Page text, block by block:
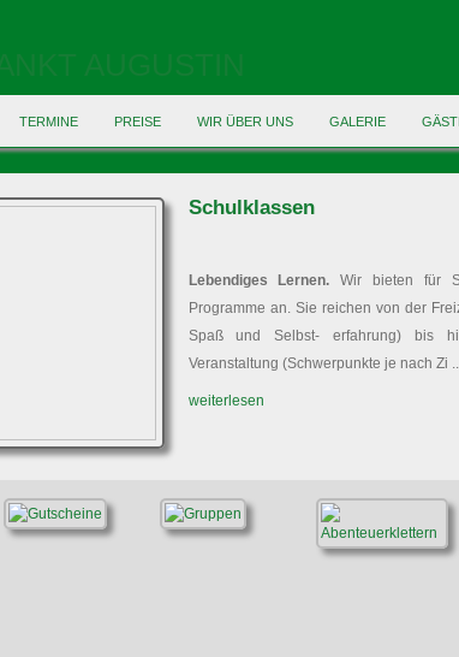
TERMINE PREISE WIR ÜBER UNS GALERIE
Schulklassen
Lebendiges Lernen. Wir bieten für
Programme an. Sie reichen von der
Spaß und Selbst- erfahrung) bis
Veranstaltung (Schwerpunkte je nach Zi
weiterlesen